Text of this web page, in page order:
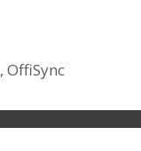
,OffiSync